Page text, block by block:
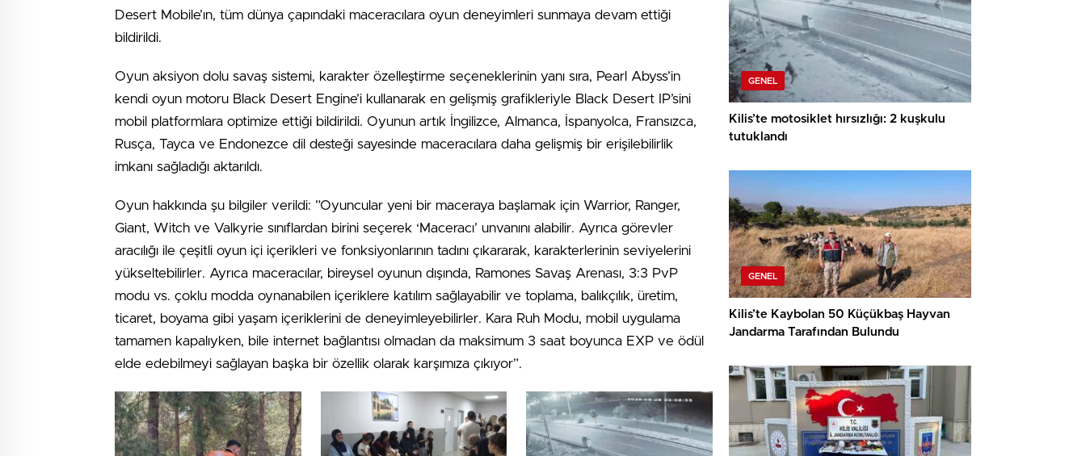
Desert Mobile’ın, tüm dünya çapındaki maceracılara oyun deneyimleri sunmaya devam ettiği
bildirildi.
Oyun aksiyon dolu savaş sistemi, karakter özelleştirme seçeneklerinin yanı sıra, Pearl Abyss’in
kendi oyun motoru Black Desert Engine’i kullanarak en gelişmiş grafikleriyle Black Desert IP’sini
mobil platformlara optimize ettiği bildirildi. Oyunun artık İngilizce, Almanca, İspanyolca, Fransızca,
Rusça, Tayca ve Endonezce dil desteği sayesinde maceracılara daha gelişmiş bir erişilebilirlik
imkanı sağladığı aktarıldı.
Oyun hakkında şu bilgiler verildi: ”Oyuncular yeni bir maceraya başlamak için Warrior, Ranger,
Giant, Witch ve Valkyrie sınıflardan birini seçerek ‘Maceracı’ unvanını alabilir. Ayrıca görevler
aracılığı ile çeşitli oyun içi içerikleri ve fonksiyonlarının tadını çıkararak, karakterlerinin seviyelerini
yükseltebilirler. Ayrıca maceracılar, bireysel oyunun dışında, Ramones Savaş Arenası, 3:3 PvP
modu vs. çoklu modda oynanabilen içeriklere katılım sağlayabilir ve toplama, balıkçılık, üretim,
ticaret, boyama gibi yaşam içeriklerini de deneyimleyebilirler. Kara Ruh Modu, mobil uygulama
tamamen kapalıyken, bile internet bağlantısı olmadan da maksimum 3 saat boyunca EXP ve ödül
elde edebilmeyi sağlayan başka bir özellik olarak karşımıza çıkıyor”.
GENEL
Kilis’te motosiklet hırsızlığı: 2 kuşkulu
tutuklandı
GENEL
Kilis’te Kaybolan 50 Küçükbaş Hayvan
Jandarma Tarafından Bulundu